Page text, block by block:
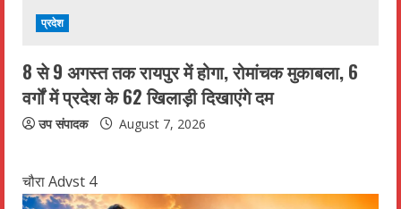
प्रदेश
8 से 9 अगस्त तक रायपुर में होगा, रोमांचक मुकाबला, 6
वर्गों में प्रदेश के 62 खिलाड़ी दिखाएंगे दम
उप संपादक August 7, 2026
चौरा Advst 4